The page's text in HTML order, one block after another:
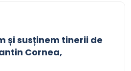
și susținem tinerii de
Cornea,